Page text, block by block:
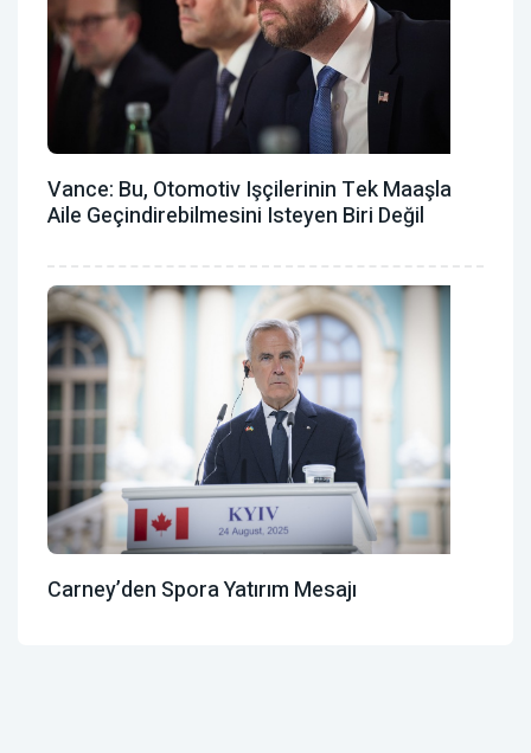
Vance: Bu, Otomotiv Işçilerinin Tek Maaşla
Aile Geçindirebilmesini Isteyen Biri Değil
Carney’den Spora Yatırım Mesajı